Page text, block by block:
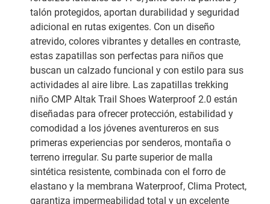
talón protegidos, aportan durabilidad y seguridad
adicional en rutas exigentes. Con un diseño
atrevido, colores vibrantes y detalles en contraste,
estas zapatillas son perfectas para niños que
buscan un calzado funcional y con estilo para sus
actividades al aire libre. Las zapatillas trekking
niño CMP Altak Trail Shoes Waterproof 2.0 están
diseñadas para ofrecer protección, estabilidad y
comodidad a los jóvenes aventureros en sus
primeras experiencias por senderos, montaña o
terreno irregular. Su parte superior de malla
sintética resistente, combinada con el forro de
elastano y la membrana Waterproof, Clima Protect,
garantiza impermeabilidad total y un excelente